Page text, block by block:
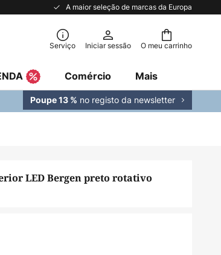
A maior seleção de marcas da Europa
O meu carrinho
Serviço Iniciar sessão
Comércio Mais
Poupe 13 % no registo da newsletter
LED Bergen preto rotativo